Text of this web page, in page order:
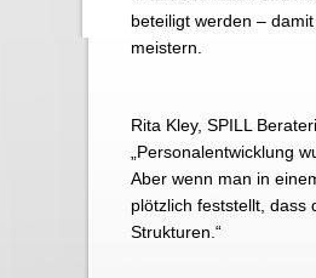
beteiligt werden –
meistern.
Rita Kley, SPILL
„Personalentwicklung
Aber wenn man in
plötzlich feststellt, dass
Strukturen.“